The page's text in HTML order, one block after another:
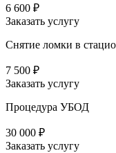
6 600 ₽
Заказать услугу
Снятие ломки в
7 500 ₽
Заказать услугу
Процедура УБОД
30 000 ₽
Заказать услугу